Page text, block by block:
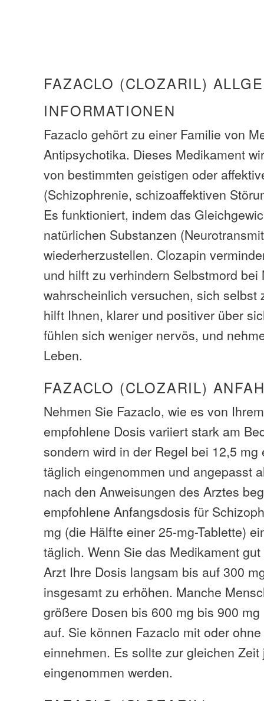
FAZACLO (CLOZARIL)
INFORMATIONEN
Fazaclo gehört zu einer Familie von
Antipsychotika. Dieses Medikament
von bestimmten geistigen oder
(Schizophrenie, schizoaffektiven
Es funktioniert, indem das
natürlichen Substanzen
wiederherzustellen. Clozapin
und hilft zu verhindern Selbstmord bei
wahrscheinlich versuchen, sich selbst
hilft Ihnen, klarer und positiver über
fühlen sich weniger nervös, und
Leben.
FAZACLO (CLOZARIL)
Nehmen Sie Fazaclo, wie es von
empfohlene Dosis variiert stark am
sondern wird in der Regel bei 12,5
täglich eingenommen und angepasst
nach den Anweisungen des Arztes
empfohlene Anfangsdosis für
mg (die Hälfte einer 25-mg-Tablette)
täglich. Wenn Sie das Medikament
Arzt Ihre Dosis langsam bis auf 300
insgesamt zu erhöhen. Manche
größere Dosen bis 600 mg bis 900
auf. Sie können Fazaclo mit oder
einnehmen. Es sollte zur gleichen Zeit
eingenommen werden.